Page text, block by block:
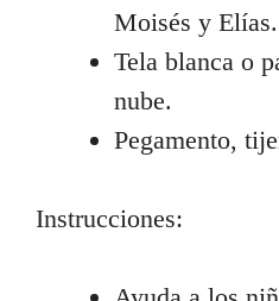
Moisés y Elías.
Tela blanca o
nube.
Pegamento,
Instrucciones: